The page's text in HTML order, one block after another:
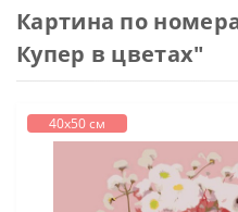
Картина по
Купер в цветах"
40х50 см